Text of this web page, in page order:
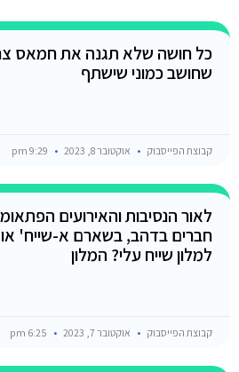
כל חושה שלא תגנה את חמאס
שחושב כמוני שישתף
קבוצת הפייסבוק אוקטובר 8, 2023
לאור הנסיבות והאירועים
חברים בדהב, בשארם א-שייח' או
למלון שייח עלי? המלון
קבוצת הפייסבוק אוקטובר 7, 2023